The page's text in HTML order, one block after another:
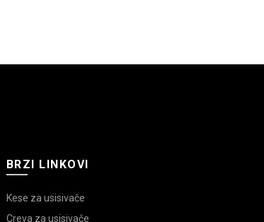
BRZI LINKOVI
Kese za usisivače
Creva za usisivače